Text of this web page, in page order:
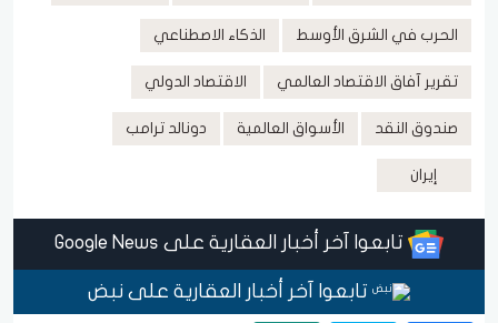
الحرب في الشرق الأوسط الذكاء الاصطناعي
تقرير آفاق الاقتصاد العالمي الاقتصاد الدولي
صندوق النقد الأسواق العالمية دونالد ترامب
إيران
تابعوا آخر أخبار العقارية على Google News
تابعوا آخر أخبار العقارية على نبض